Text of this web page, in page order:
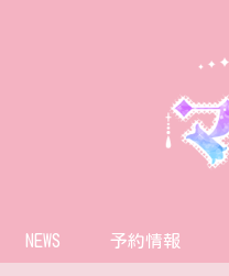
NEWS 予約情報